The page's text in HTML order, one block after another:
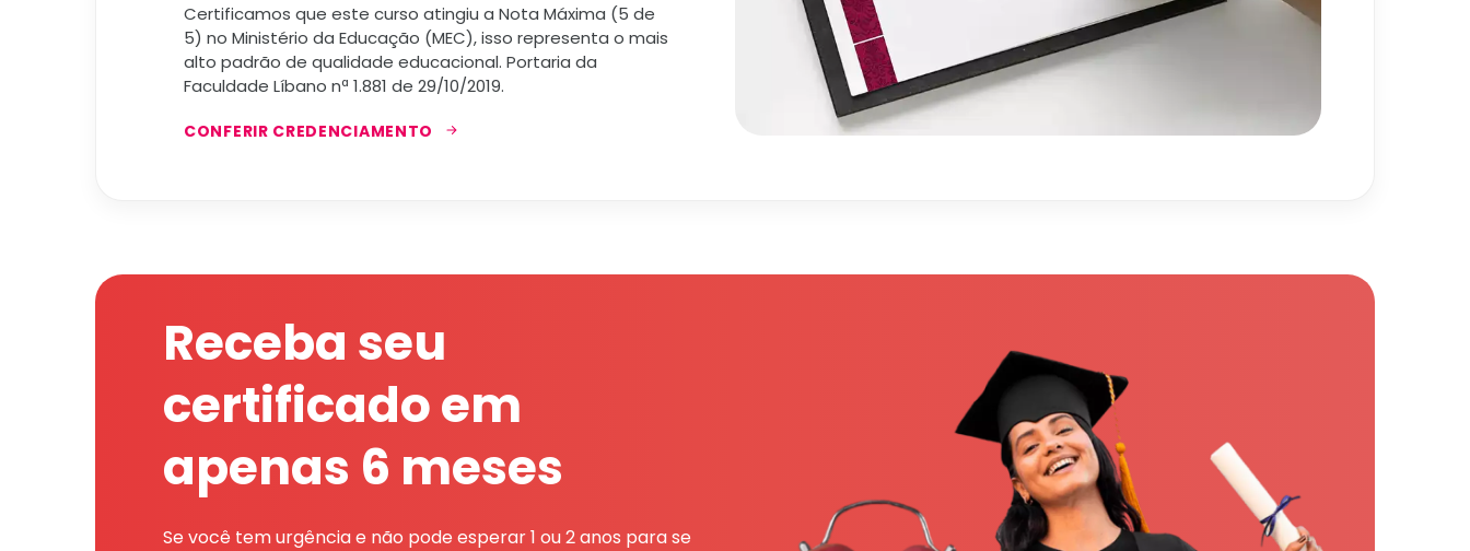
Certificamos que este curso atingiu a Nota Máxima (5 de
5) no Ministério da Educação (MEC), isso representa o mais
alto padrão de qualidade educacional. Portaria da
Faculdade Líbano nª 1.881 de 29/10/2019.
CONFERIR CREDENCIAMENTO
Receba seu
certificado em
apenas 6 meses
Se você tem urgência e não pode esperar 1 ou 2 anos para se